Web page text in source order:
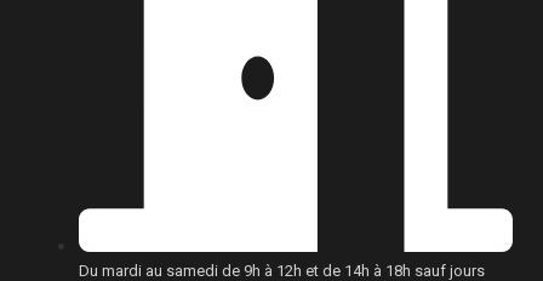
Du mardi au samedi de 9h à 12h et de 14h à 18h sauf jours